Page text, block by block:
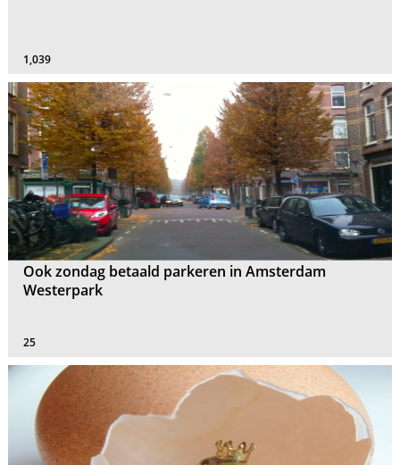
1,039
Ook zondag betaald parkeren in Amsterdam
Westerpark
25